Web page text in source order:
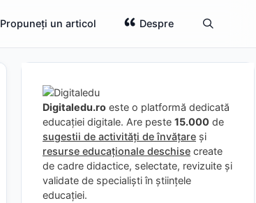
Propuneți un articol Despre
Digitaledu.ro este o platformă dedicată
educației digitale. Are peste 15.000 de
sugestii de activități de învățare și
resurse educaționale deschise create
de cadre didactice, selectate, revizuite și
validate de specialiști în științele
educației.